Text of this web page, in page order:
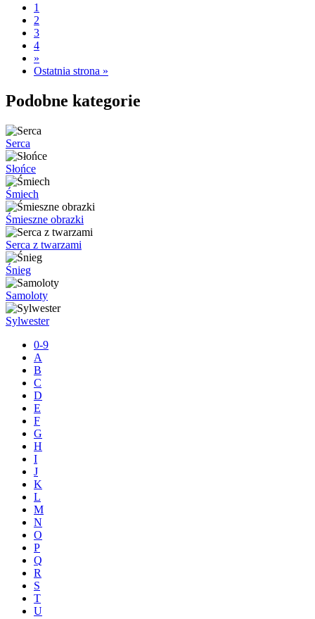
1
2
3
4
»
Ostatnia strona »
Podobne kategorie
Serca
Słońce
Śmiech
Śmieszne obrazki
Serca z twarzami
Śnieg
Samoloty
Sylwester
0-9
A
B
C
D
E
F
G
H
I
J
K
L
M
N
O
P
Q
R
S
T
U